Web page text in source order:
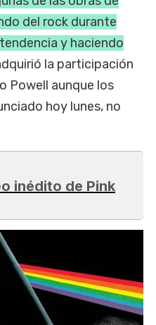
del rock durante
y haciendo
la participación
Powell aunque los
hoy lunes, no
inédito de Pink